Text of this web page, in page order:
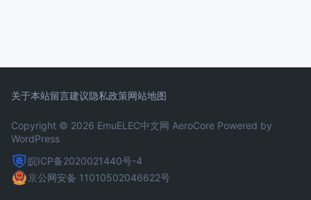
关于本站留言建议隐私政策网站地图
Copyright © 2026 EmuELEC中文网 AeroCore Powered by
WordPress
皖ICP备2020021440号-4
京公网安备 11010502046622号